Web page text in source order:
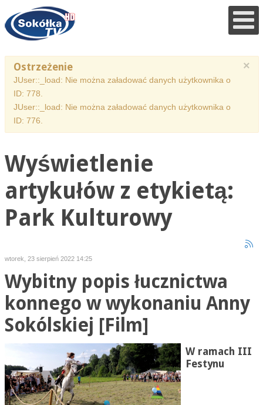
×
Ostrzeżenie
JUser::_load: Nie można załadować danych użytkownika o
ID: 778.
JUser::_load: Nie można załadować danych użytkownika o
ID: 776.
Wyświetlenie
artykułów z etykietą:
Park Kulturowy
wtorek, 23 sierpień 2022 14:25
Wybitny popis łucznictwa
konnego w wykonaniu Anny
Sokólskiej [Film]
W ramach III
Festynu